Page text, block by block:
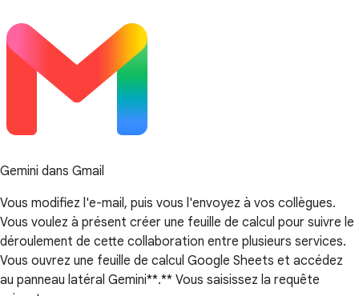
Gemini dans Gmail
Vous modifiez l'e-mail, puis vous l'envoyez à vos collègues.
Vous voulez à présent créer une feuille de calcul pour suivre le
déroulement de cette collaboration entre plusieurs services.
Vous ouvrez une feuille de calcul Google Sheets et accédez
au panneau latéral Gemini**.** Vous saisissez la requête